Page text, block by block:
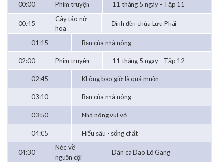
00:00 Phim truyện 11 tháng 5 ngày - Tập 11
00:45
Cây táo nở
hoa
Đình đền chùa Lưu Phái
01:15 Bạn của nhà nông
02:00 Phim truyện 11 tháng 5 ngày - Tập 12
02:45 Không bao giờ là quá muộn
03:10 Bạn của nhà nông
03:50 Nhà nông vui vẻ
04:05 Hiểu sâu - sống chất
04:30
Nẻo về
nguồn cội
Dân ca Dao Lô Gang